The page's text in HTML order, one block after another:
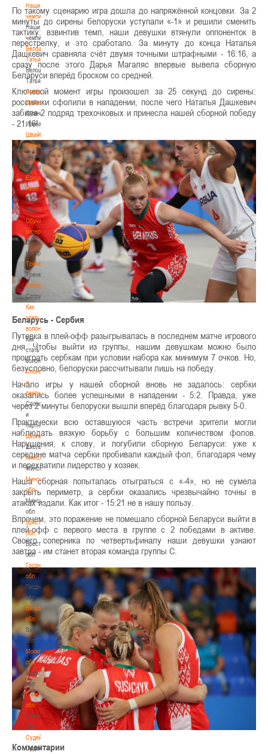
Наши
чемпионы
Наши
чемпионы
Белошапко
Татьяна
Белошапко
Татьяна
Сумникова
Ирина
Сумникова
Ирина
Швайбович
Елена
Швайбович
Елена
Едешко
Иван
Едешко
Иван
Обучающие
материалы
Обучающие
материалы
Тренерам
Тренерам
Сотрудничество
Сотрудничество
Как
стать
волонтером
Как
стать
волонтером
Спонсоры
и
партнеры
Спонсоры
и
партнеры
Школы
Школы
Минск
Минск
Минская
обл
Минская
обл
Брестская
обл
Брестская
обл
Гродненская
обл
Гродненская
обл
Витебская
обл
Витебская
обл
Могилевская
обл
Могилевская
обл
Гомельская
обл
Гомельская
обл
Судейство
Судейство
По такому сценарию игра дошла до напряжённой концовки. За 2
минуты до сирены белоруски уступали «-1» и решили сменить
тактику: взвинтив темп, наши девушки втянули оппоненток в
перестрелку, и это сработало. За минуту до конца Наталья
Дашкевич сравняла счёт двумя точными штрафными - 16:16, а
сразу после этого Дарья Магаляс впервые вывела сборную
Беларуси вперёд броском со средней.
Ключевой момент игры произошел за 25 секунд до сирены:
россиянки сфолили в нападении, после чего Наталья Дашкевич
забила 2 подряд трехочковых и принесла нашей сборной победу
- 21:16!
Беларусь - Сербия
Путевка в плей-офф разыгрывалась в последнем матче игрового
дня. Чтобы выйти из группы, нашим девушкам можно было
проиграть сербкам при условии набора как минимум 7 очков. Но,
безусловно, белоруски рассчитывали лишь на победу.
Начало игры у нашей сборной вновь не задалось: сербки
оказались более успешными в нападении - 5:2. Правда, уже
через 2 минуты белоруски вышли вперёд благодаря рывку 5-0.
Практически всю оставшуюся часть встречи зрители могли
наблюдать вязкую борьбу с большим количеством фолов.
Нарушения, к слову, и погубили сборную Беларуси: уже к
середине матча сербки пробивали каждый фол, благодаря чему
и перехватили лидерство у хозяек.
Наша сборная попыталась отыграться с «-4», но не сумела
закрыть периметр, а сербки оказались чрезвычайно точны в
атаках издали. Как итог - 15:21 не в нашу пользу.
Впрочем, это поражение не помешало сборной Беларуси выйти в
плей-офф с первого места в группе с 2 победами в активе.
Своего соперника по четвертьфиналу наши девушки узнают
завтра - им станет вторая команда группы С.
Комментарии